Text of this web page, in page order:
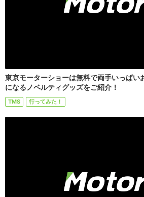
東京モーターショーは無料で両手いっぱい
になるノベルティグッズをご紹介！
TMS 行ってみた！